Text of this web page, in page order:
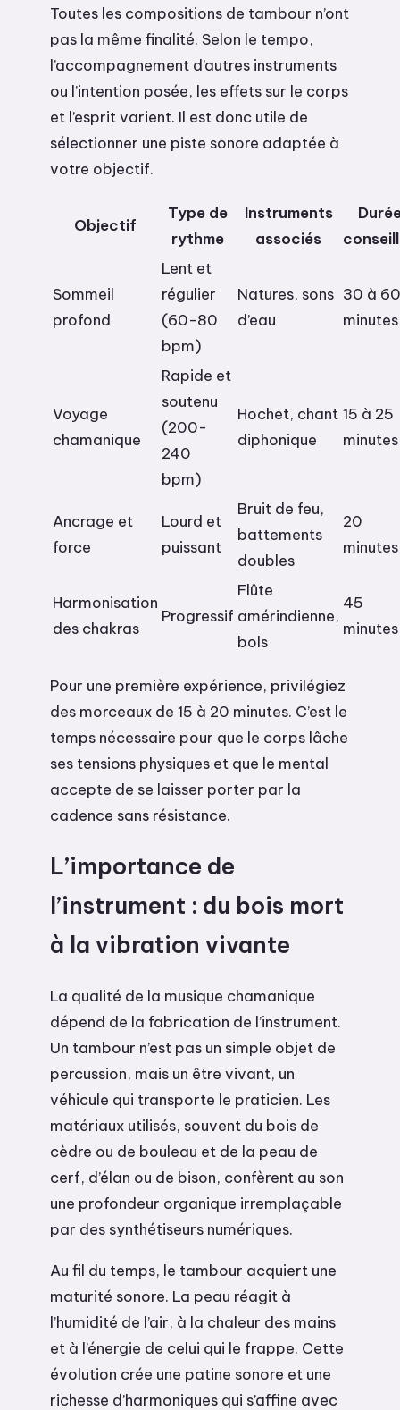
Toutes les compositions de tambour n’ont
pas la même finalité. Selon le tempo,
l’accompagnement d’autres instruments
ou l’intention posée, les effets sur le corps
et l’esprit varient. Il est donc utile de
sélectionner une piste sonore adaptée à
votre objectif.
Objectif
Type de
rythme
Instruments
associés
Sommeil
profond
Lent et
régulier
(60-80
bpm)
Natures, sons
d’eau
30 à 60
minutes
Voyage
chamanique
Rapide et
soutenu
(200-
240
bpm)
Hochet, chant
diphonique
15 à 25
minutes
Ancrage et
force
Lourd et
puissant
Bruit de feu,
battements
doubles
20
minutes
Harmonisation
des chakras
Progressif
Flûte
amérindienne,
bols
45
minutes
Pour une première expérience, privilégiez
des morceaux de 15 à 20 minutes. C’est le
temps nécessaire pour que le corps lâche
ses tensions physiques et que le mental
accepte de se laisser porter par la
cadence sans résistance.
L’importance de
l’instrument : du bois mort
à la vibration vivante
La qualité de la musique chamanique
dépend de la fabrication de l’instrument.
Un tambour n’est pas un simple objet de
percussion, mais un être vivant, un
véhicule qui transporte le praticien. Les
matériaux utilisés, souvent du bois de
cèdre ou de bouleau et de la peau de
cerf, d’élan ou de bison, confèrent au son
une profondeur organique irremplaçable
par des synthétiseurs numériques.
Au fil du temps, le tambour acquiert une
maturité sonore. La peau réagit à
l’humidité de l’air, à la chaleur des mains
et à l’énergie de celui qui le frappe. Cette
évolution crée une patine sonore et une
richesse d’harmoniques qui s’affine avec